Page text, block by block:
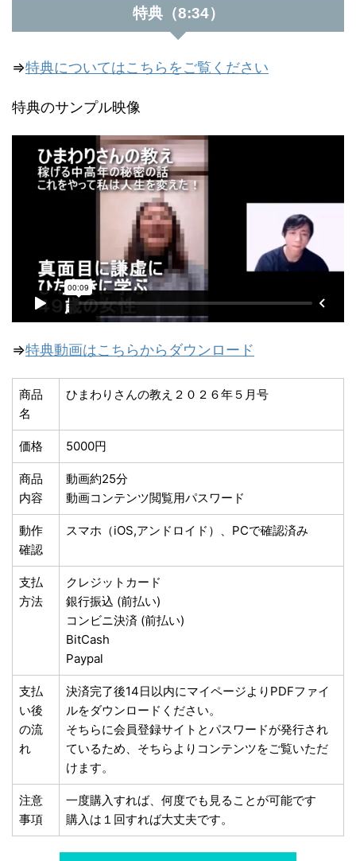
特典（8:34）
⇒特典についてはこちらをご覧ください
特典のサンプル映像
⇒特典動画はこちらからダウンロード
商品
名
ひまわりさんの教え２０２６年５月号
価格 5000円
商品
内容
動画約25分
動画コンテンツ閲覧用パスワード
動作
確認
スマホ（iOS,アンドロイド）、PCで確認済み
支払
方法
クレジットカード
銀行振込 (前払い)
コンビニ決済 (前払い)
BitCash
Paypal
支払
い後
の流
れ
決済完了後14日以内にマイページよりPDFファイ
ルをダウンロードください。
そちらに会員登録サイトとパスワードが発行され
ているため、そちらよりコンテンツをご覧いただ
けます。
注意
事項
一度購入すれば、何度でも見ることが可能です
購入は１回すれば大丈夫です。